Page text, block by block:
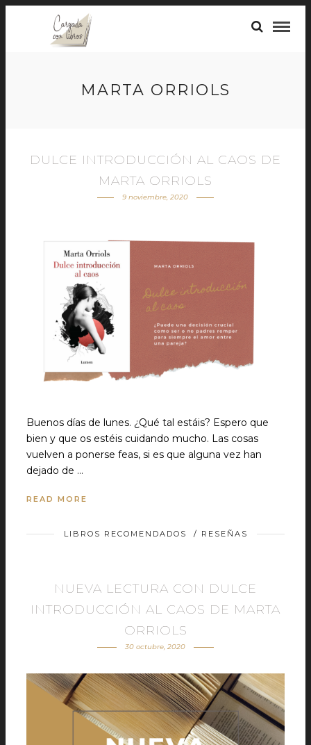
MARTA ORRIOLS
DULCE INTRODUCCIÓN AL CAOS DE
MARTA ORRIOLS
9 noviembre, 2020
Buenos días de lunes. ¿Qué tal estáis? Espero que
bien y que os estéis cuidando mucho. Las cosas
vuelven a ponerse feas, si es que alguna vez han
dejado de …
READ MORE
LIBROS RECOMENDADOS / RESEÑAS
NUEVA LECTURA CON DULCE
INTRODUCCIÓN AL CAOS DE MARTA
ORRIOLS
30 octubre, 2020